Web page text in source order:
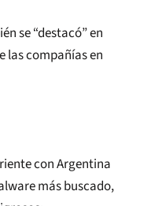
se “destacó” en
las compañías en
con Argentina
más buscado,